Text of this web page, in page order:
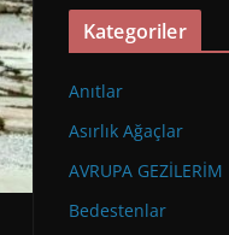
Kategoriler
Anıtlar
Asırlık Ağaçlar
AVRUPA GEZİLERİM
Bedestenlar